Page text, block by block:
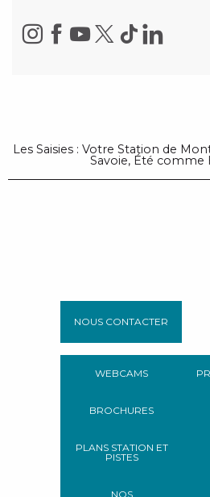
Les Saisies : Votre Station de
Savoie, Été comme
NOUS CONTACTER
WEBCAMS
BROCHURES
PLANS STATION ET
PISTES
NOS